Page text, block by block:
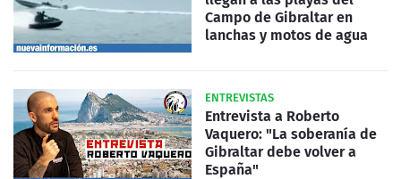
Campo de Gibraltar en
lanchas y motos de agua
ENTREVISTAS
Entrevista a Roberto
Vaquero: "La soberanía de
Gibraltar debe volver a
España"